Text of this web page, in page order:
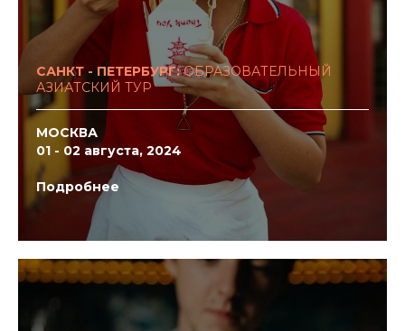
САНКТ - ПЕТЕРБУРГ:ОБРАЗОВАТЕЛЬНЫЙ
АЗИАТСКИЙ ТУР
МОСКВА
01 - 02 августа, 2024
Подробнее